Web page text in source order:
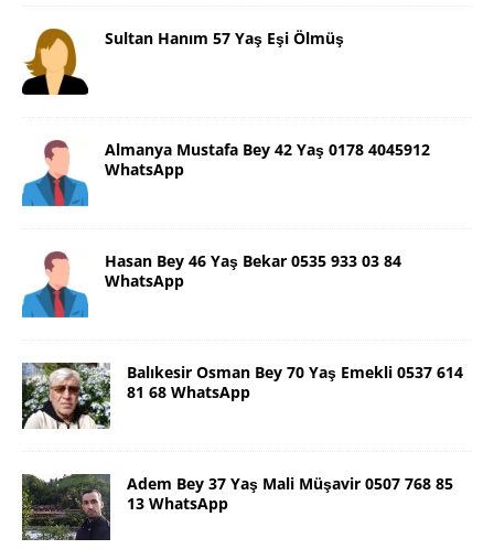
Sultan Hanım 57 Yaş Eşi Ölmüş
Almanya Mustafa Bey 42 Yaş 0178 4045912
WhatsApp
Hasan Bey 46 Yaş Bekar 0535 933 03 84
WhatsApp
Balıkesir Osman Bey 70 Yaş Emekli 0537 614
81 68 WhatsApp
Adem Bey 37 Yaş Mali Müşavir 0507 768 85
13 WhatsApp